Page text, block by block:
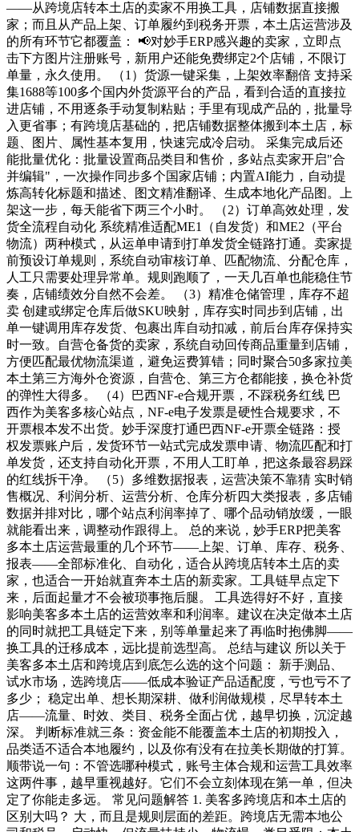
——从跨境店转本土店的卖家不用换工具，店铺数据直接搬
家；而且从产品上架、订单履约到税务开票，本土店运营涉及
的所有环节它都覆盖： 📢对妙手ERP感兴趣的卖家，立即点
击下方图片注册账号，新用户还能免费绑定2个店铺，不限订
单量，永久使用。 （1）货源一键采集，上架效率翻倍 支持采
集1688等100多个国内外货源平台的产品，看到合适的直接拉
进店铺，不用逐条手动复制粘贴；手里有现成产品的，批量导
入更省事；有跨境店基础的，把店铺数据整体搬到本土店，标
题、图片、属性基本复用，快速完成冷启动。 采集完成后还
能批量优化：批量设置商品类目和售价，多站点卖家开启"合
并编辑"，一次操作同步多个国家店铺；内置AI能力，自动提
炼高转化标题和描述、图文精准翻译、生成本地化产品图。上
架这一步，每天能省下两三个小时。 （2）订单高效处理，发
货全流程自动化 系统精准适配ME1（自发货）和ME2（平台
物流）两种模式，从运单申请到打单发货全链路打通。卖家提
前预设订单规则，系统自动审核订单、匹配物流、分配仓库，
人工只需要处理异常单。规则跑顺了，一天几百单也能稳住节
奏，店铺绩效分自然不会差。 （3）精准仓储管理，库存不超
卖 创建或绑定仓库后做SKU映射，库存实时同步到店铺，出
单一键调用库存发货、包裹出库自动扣减，前后台库存保持实
时一致。自营仓备货的卖家，系统自动回传商品重量到店铺，
方便匹配最优物流渠道，避免运费算错；同时聚合50多家拉美
本土第三方海外仓资源，自营仓、第三方仓都能接，换仓补货
的弹性大得多。 （4）巴西NF-e合规开票，不踩税务红线 巴
西作为美客多核心站点，NF-e电子发票是硬性合规要求，不
开票根本发不出货。妙手深度打通巴西NF-e开票全链路：授
权发票账户后，发货环节一站式完成发票申请、物流匹配和打
单发货，还支持自动化开票，不用人工盯单，把这条最容易踩
的红线拆干净。 （5）多维数据报表，运营决策不靠猜 实时销
售概况、利润分析、运营分析、仓库分析四大类报表，多店铺
数据并排对比，哪个站点利润率掉了、哪个品动销放缓，一眼
就能看出来，调整动作跟得上。 总的来说，妙手ERP把美客
多本土店运营最重的几个环节——上架、订单、库存、税务、
报表——全部标准化、自动化，适合从跨境店转本土店的卖
家，也适合一开始就直奔本土店的新卖家。工具链早点定下
来，后面起量才不会被琐事拖后腿。 工具选得好不好，直接
影响美客多本土店的运营效率和利润率。建议在决定做本土店
的同时就把工具链定下来，别等单量起来了再临时抱佛脚——
换工具的迁移成本，远比提前选型高。 总结与建议 所以关于
美客多本土店和跨境店到底怎么选的这个问题： 新手测品、
试水市场，选跨境店——低成本验证产品适配度，亏也亏不了
多少； 稳定出单、想长期深耕、做利润做规模，尽早转本土
店——流量、时效、类目、税务全面占优，越早切换，沉淀越
深。 判断标准就三条：资金能不能覆盖本土店的初期投入，
品类适不适合本地履约，以及你有没有在拉美长期做的打算。
顺带说一句：不管选哪种模式，账号主体合规和运营工具效率
这两件事，越早重视越好。它们不会立刻体现在第一单，但决
定了你能走多远。 常见问题解答 1. 美客多跨境店和本土店的
区别大吗？ 大，而且是规则层面的差距。跨境店无需本地公